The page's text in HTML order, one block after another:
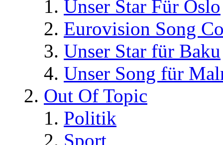
Unser Star Für Oslo
Eurovision Song
Unser Star für Baku
Unser Song für
Out Of Topic
Politik
Sport